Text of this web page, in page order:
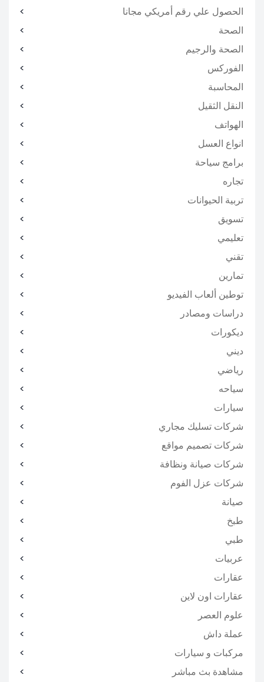
الحصول علي رقم أمريكي مجانا
الصحة
الصحة والرجيم
الفوركس
المحاسبة
النقل الثقيل
الهواتف
انواع العسل
برامج سياحة
تجاره
تربية الحيوانات
تسويق
تعليمي
تقني
تمارين
توطين ألعاب الفيديو
دراسات ومصادر
ديكورات
ديني
رياضي
سياحه
سيارات
شركات تسليك مجاري
شركات تصميم مواقع
شركات صيانة ونظافة
شركات عزل الفوم
صيانة
طبخ
طبي
عربيات
عقارات
عقارات اون لاين
علوم العصر
عملة داش
مركبات و سيارات
مشاهدة بث مباشر